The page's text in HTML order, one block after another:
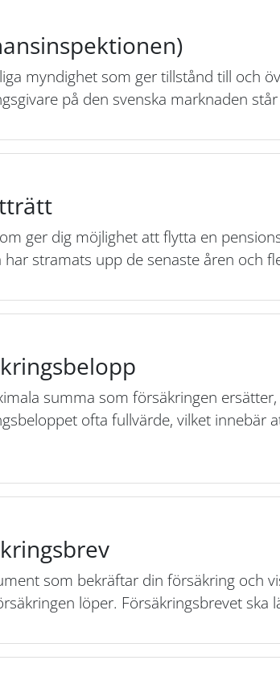
myndighet som ger tillstånd till och
på den svenska marknaden
ger dig möjlighet att flytta en
har stramats upp de senaste åren och
summa som försäkringen
ofta fullvärde, vilket innebär
som bekräftar din försäkring och
löper. Försäkringsbrevet ska